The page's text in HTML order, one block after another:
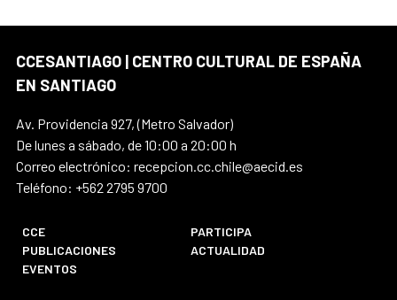
CCESANTIAGO | CENTRO CULTURAL DE ESPAÑA
EN SANTIAGO
Av. Providencia 927, (Metro Salvador)
De lunes a sábado, de 10:00 a 20:00 h
Correo electrónico: recepcion.cc.chile@aecid.es
Teléfono: +562 2795 9700
CCE
PARTICIPA
PUBLICACIONES
ACTUALIDAD
EVENTOS